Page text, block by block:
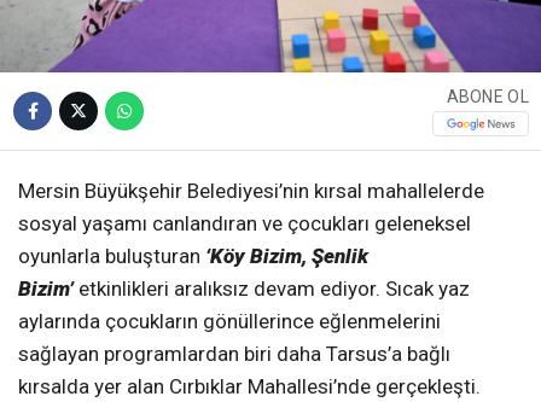
ABONE OL
Mersin Büyükşehir Belediyesi’nin kırsal mahallelerde
sosyal yaşamı canlandıran ve çocukları geleneksel
oyunlarla buluşturan ‘Köy Bizim, Şenlik
Bizim’etkinlikleri aralıksız devam ediyor. Sıcak yaz
aylarında çocukların gönüllerince eğlenmelerini
sağlayan programlardan biri daha Tarsus’a bağlı
kırsalda yer alan Cırbıklar Mahallesi’nde gerçekleşti.